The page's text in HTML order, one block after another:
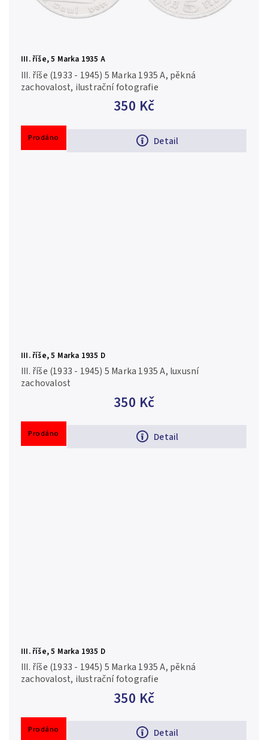
III. říše, 5 Marka 1935 A
350 Kč
Detail
III. říše (1933 - 1945) 5 Marka 1935 A, pěkná
zachovalost, ilustrační fotografie
Prodáno
III. říše, 5 Marka 1935 D
350 Kč
Detail
III. říše (1933 - 1945) 5 Marka 1935 A, luxusní
zachovalost
Prodáno
III. říše, 5 Marka 1935 D
350 Kč
Detail
III. říše (1933 - 1945) 5 Marka 1935 A, pěkná
zachovalost, ilustrační fotografie
Prodáno